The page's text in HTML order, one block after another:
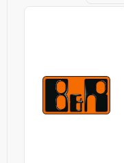
покрывает около